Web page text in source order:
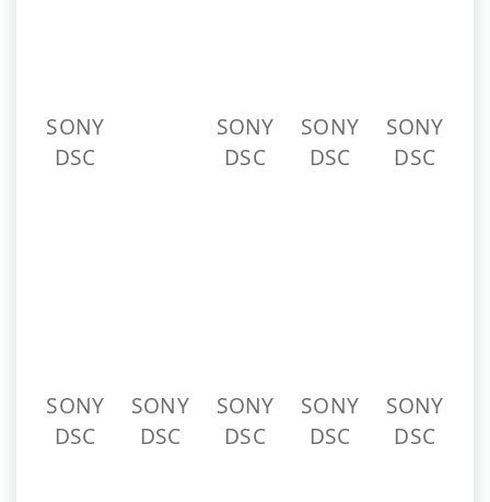
SONY
DSC
SONY
DSC
SONY
DSC
SONY
DSC
SONY
DSC
SONY
DSC
SONY
DSC
SONY
DSC
SONY
DSC